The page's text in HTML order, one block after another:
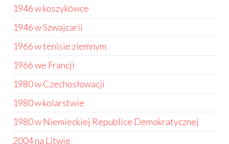
1946 w koszykówce
1946 w Szwajcarii
1966 w tenisie ziemnym
1966 we Francji
1980 w Czechosłowacji
1980 w kolarstwie
1980 w Niemieckiej Republice Demokratycznej
2004 na Litwie